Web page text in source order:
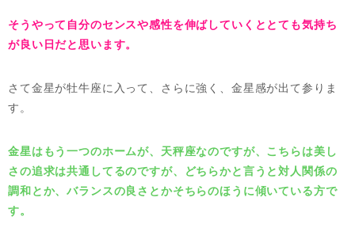
そうやって自分のセンスや感性を伸ばしていくととても気持ち
が良い日だと思います。
さて金星が牡牛座に入って、さらに強く、金星感が出て参りま
す。
金星はもう一つのホームが、天秤座なのですが、こちらは美し
さの追求は共通してるのですが、どちらかと言うと対人関係の
調和とか、バランスの良さとかそちらのほうに傾いている方で
す。